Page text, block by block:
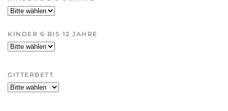
KINDER 6 BIS 12 JAHRE
GITTERBETT